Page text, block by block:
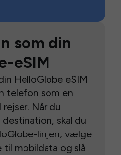
som din
eSIM
HelloGlobe eSIM
telefon som en
Når du
skal du
linjen, vælge
til mobildata og slå